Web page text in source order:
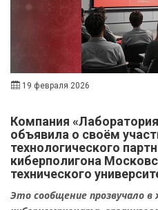
19 февраля 2026
Компания
объявила о своём
технологического
киберполигона
технического
Это сообщение прозвучало в